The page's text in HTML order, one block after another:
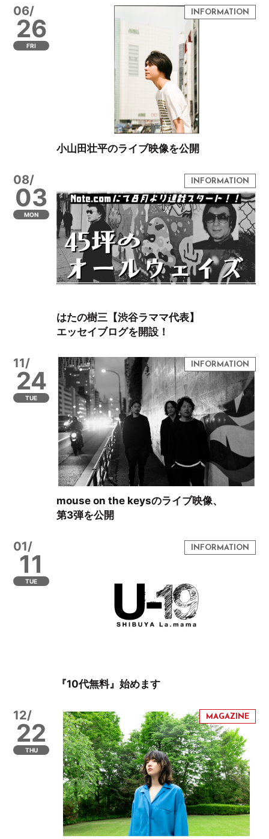
06/
26
FRI
小山田壮平のライブ映像を公開
08/
03
MON
はたの樹三【渋谷ラママ代表】
エッセイブログを開設！
11/
24
TUE
mouse on the keysのライブ映像、
第3弾を公開
01/
11
TUE
『10代無料』始めます
12/
22
THU